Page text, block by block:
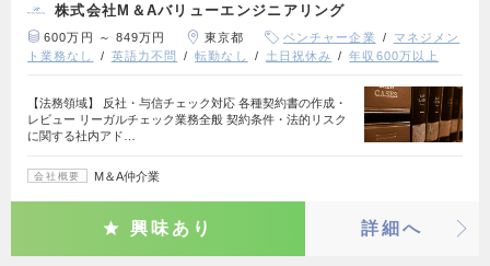
株式会社M＆Aバリューエンジニアリング
600万円 ～ 849万円 東京都 ベンチャー企業
マネジメン
ト業務なし
英語力不問 転勤なし 土日祝休み 年収600万以上
【法務領域】 反社・与信チェック対応 各種契約書の作成・
レビュー リーガルチェック業務全般 契約条件・法的リスク
に関する社内アド…
会社概要 M＆A仲介業
興味あり 詳細へ